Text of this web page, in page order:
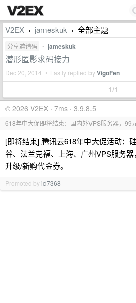
V2EX › jameskuk › 全部主题
分享邀请码 • jameskuk
潜形匿影求码接力
Dec 20, 2014 • Lastly replied byVigoFen
1/1
© 2026 V2EX · 7ms · 3.9.8.5
618年中大促即将结束：国内外VPS服务器，99
[即将结束] 腾讯云618年中大促活动：
谷、法兰克福、上海、广州VPS服务
升级/新购代金券。
Promoted byid7368